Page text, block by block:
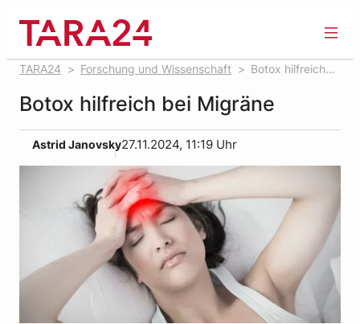
springen
TARA24 Forschung und Wissenschaft
Botox hilfreich
Botox hilfreich bei Migräne
Astrid Janovsky27.11.2024, 11:19 Uhr